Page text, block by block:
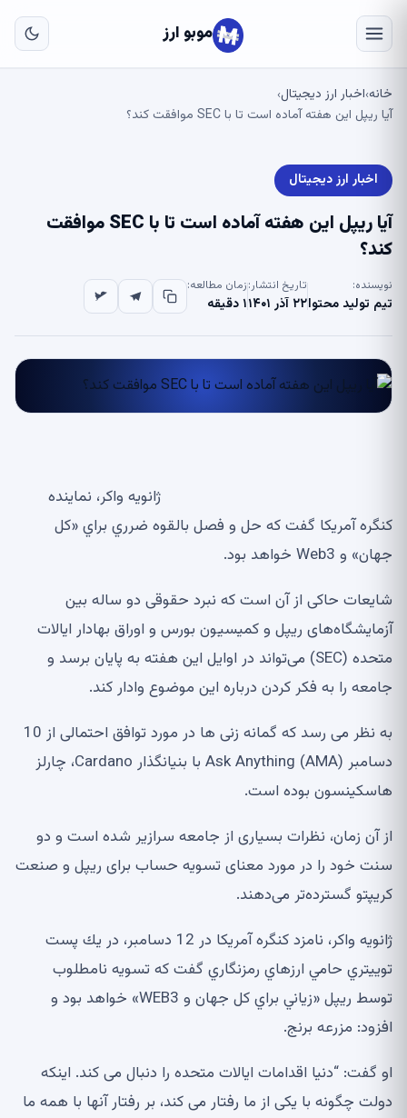
موبو ارز
خانه›اخبار ارز دیجیتال›
آیا ریپل این هفته آماده است تا با SEC موافقت کند؟
اخبار ارز دیجیتال
آیا ریپل این هفته آماده است تا با SEC موافقت
کند؟
نویسنده:
تیم تولید محتوا
تاریخ انتشار:
۲۲ آذر ۱۴۰۱
زمان مطالعه:
۱ دقیقه
ژانويه واكر، نماينده
كنگره آمريكا گفت كه حل و فصل بالقوه ضرري براي «كل
جهان» و Web3 خواهد بود.
شایعات حاکی از آن است که نبرد حقوقی دو ساله بین
آزمایشگاه‌های ریپل و کمیسیون بورس و اوراق بهادار ایالات
متحده (SEC) می‌تواند در اوایل این هفته به پایان برسد و
جامعه را به فکر کردن درباره این موضوع وادار کند.
به نظر می رسد که گمانه زنی ها در مورد توافق احتمالی از 10
دسامبر Ask Anything (AMA) با بنیانگذار Cardano، چارلز
هاسکینسون بوده است.
از آن زمان، نظرات بسیاری از جامعه سرازیر شده است و دو
سنت خود را در مورد معنای تسویه حساب برای ریپل و صنعت
کریپتو گسترده‌تر می‌دهند.
ژانويه واكر، نامزد كنگره آمريكا در 12 دسامبر، در يك پست
توييتري حامي ارزهاي رمزنگاري گفت كه تسويه نامطلوب
توسط ريپل «زياني براي كل جهان و WEB3» خواهد بود و
افزود: مزرعه برنج.
او گفت: “دنیا اقدامات ایالات متحده را دنبال می کند. اینکه
دولت چگونه با یکی از ما رفتار می کند، بر رفتار آنها با همه ما